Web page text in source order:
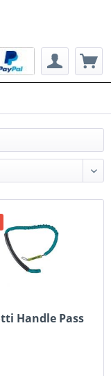
Handle Pass